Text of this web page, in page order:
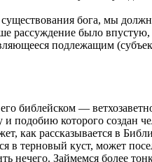
бога, мы
рассуждение было
подлежащим
библейском —
подобию которого создан
как рассказывается в
в терновый куст, может
нечего. Займемся более